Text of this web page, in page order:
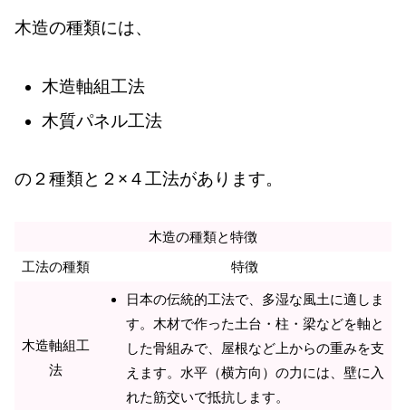
木造の種類には、
木造軸組工法
木質パネル工法
の２種類と２×４工法があります。
木造の種類と特徴
工法の種類
特徴
木造軸組工
法
日本の伝統的工法で、多湿な風土に適しま
す。木材で作った土台・柱・梁などを軸と
した骨組みで、屋根など上からの重みを支
えます。水平（横方向）の力には、壁に入
れた筋交いで抵抗します。